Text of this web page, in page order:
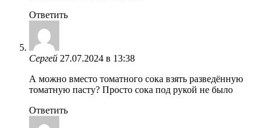
Ответить
Сергей 27.07.2024 в 13:38
А можно вместо томатного сока взять разведённую
томатную пасту? Просто сока под рукой не было
Ответить